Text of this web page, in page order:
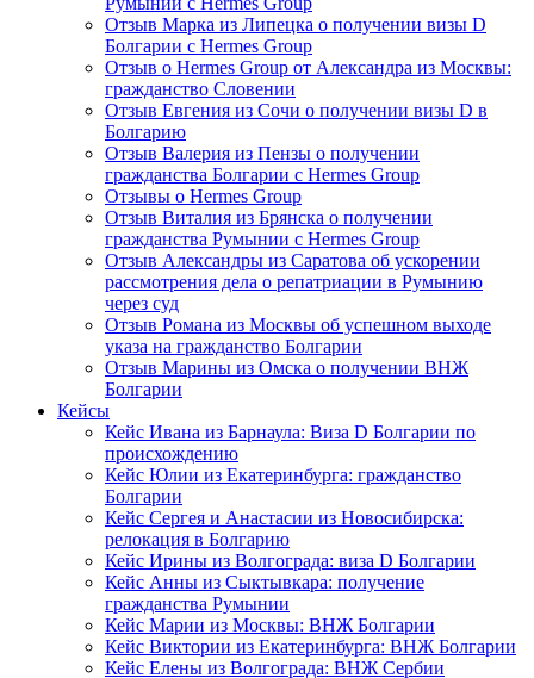
Отзыв Марка из Липецка о получении визы D
Болгарии с Hermes Group
Отзыв о Hermes Group от Александра из Москвы:
гражданство Словении
Отзыв Евгения из Сочи о получении визы D в
Болгарию
Отзыв Валерия из Пензы о получении
гражданства Болгарии с Hermes Group
Отзывы о Hermes Group
Отзыв Виталия из Брянска о получении
гражданства Румынии с Hermes Group
Отзыв Александры из Саратова об ускорении
рассмотрения дела о репатриации в Румынию
через суд
Отзыв Романа из Москвы об успешном выходе
указа на гражданство Болгарии
Отзыв Марины из Омска о получении ВНЖ
Болгарии
Кейсы
Кейс Ивана из Барнаула: Виза D Болгарии по
происхождению
Кейс Юлии из Екатеринбурга: гражданство
Болгарии
Кейс Сергея и Анастасии из Новосибирска:
релокация в Болгарию
Кейс Ирины из Волгограда: виза D Болгарии
Кейс Анны из Сыктывкара: получение
гражданства Румынии
Кейс Марии из Москвы: ВНЖ Болгарии
Кейс Виктории из Екатеринбурга: ВНЖ Болгарии
Кейс Елены из Волгограда: ВНЖ Сербии